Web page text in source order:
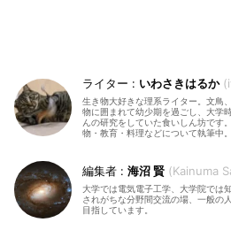
いわさきはるか
生き物大好きな理系ライター。文鳥
物に囲まれて幼少期を過ごし、大学
んの研究をしていた食いしん坊です
物・教育・料理などについて執筆中。
海沼 賢 Kainuma
大学では電気電子工学、大学院では
されがちな分野間交流の場、一般の
目指しています。